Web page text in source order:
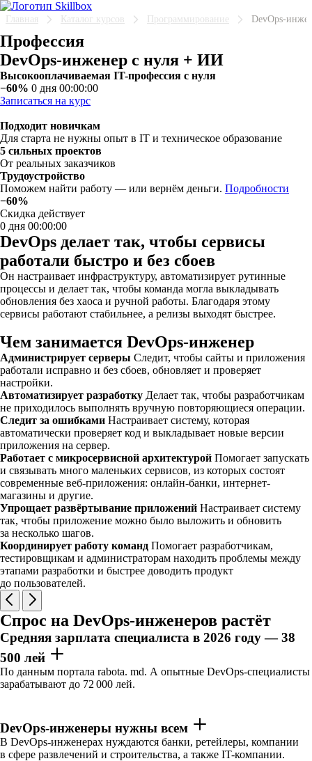
Главная Каталог курсов Программирование DevOps-
Профессия
DevOps-инженер с нуля + ИИ
Высокооплачиваемая IT-профессия с нуля
−60% 0 дня 00:00:00
Записаться на курс
Подходит новичкам
Для старта не нужны опыт в IT и техническое образование
5 сильных проектов
От реальных заказчиков
Трудоустройство
Поможем найти работу — или вернём деньги. Подробности
−60%
Скидка действует
0 дня 00:00:00
DevOps делает так, чтобы сервисы
работали быстро и без сбоев
Он настраивает инфраструктуру, автоматизирует рутинные
процессы и делает так, чтобы команда могла выкладывать
обновления без хаоса и ручной работы. Благодаря этому
сервисы работают стабильнее, а релизы выходят быстрее.
Чем занимается DevOps-инженер
Администрирует серверы Следит, чтобы сайты и приложения
работали исправно и без сбоев, обновляет и проверяет
настройки.
Автоматизирует разработку Делает так, чтобы разработчикам
не приходилось выполнять вручную повторяющиеся операции.
Следит за ошибками Настраивает систему, которая
автоматически проверяет код и выкладывает новые версии
приложения на сервер.
Работает с микросервисной архитектурой Помогает запускать
и связывать много маленьких сервисов, из которых состоят
современные веб-приложения: онлайн-банки, интернет-
магазины и другие.
Упрощает развёртывание приложений Настраивает систему
так, чтобы приложение можно было выложить и обновить
за несколько шагов.
Координирует работу команд Помогает разработчикам,
тестировщикам и администраторам находить проблемы между
этапами разработки и быстрее доводить продукт
до пользователей.
Спрос на DevOps-инженеров растёт
Средняя зарплата специалиста в 2026 году — 38
500 лей
По данным портала rabota. md. А опытные DevOps-специалисты
зарабатывают до 72 000 лей.
DevOps-инженеры нужны всем
В DevOps-инженерах нуждаются банки, ретейлеры, компании
в сфере развлечений и строительства, а также IT-компании.